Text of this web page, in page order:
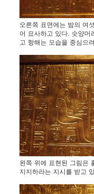
오른쪽 표면에는 밤의 여
어 묘사하고 있다. 숫양머
고 항해는 모습을 중심으
왼쪽 위에 표현된 그림은
지지하라는 지시를 받고